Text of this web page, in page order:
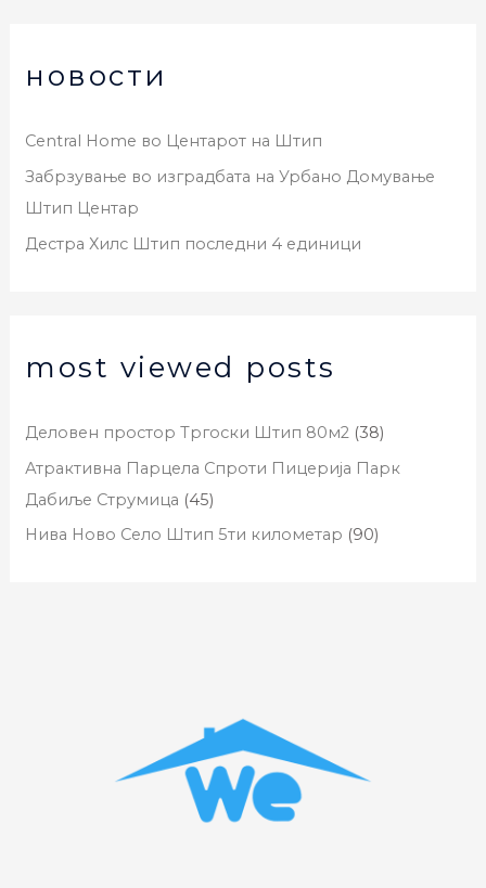
новости
Central Home во Центарот на Штип
Забрзување во изградбата на Урбано Домување
Штип Центар
Дестра Хилс Штип последни 4 единици
most viewed posts
Деловен простор Тргоски Штип 80м2 (38)
Атрактивна Парцела Спроти Пицерија Парк
Дабиље Струмица (45)
Нива Ново Село Штип 5ти километар (90)